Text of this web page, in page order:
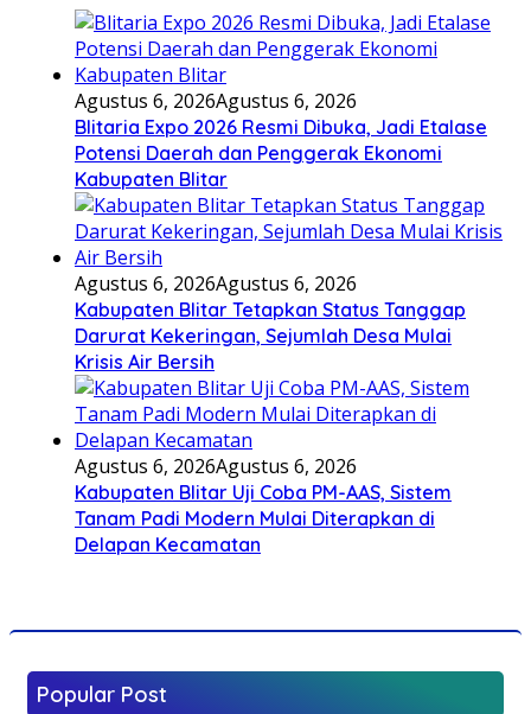
Agustus 6, 2026Agustus 6, 2026
Blitaria Expo 2026 Resmi Dibuka, Jadi Etalase
Potensi Daerah dan Penggerak Ekonomi
Kabupaten Blitar
Agustus 6, 2026Agustus 6, 2026
Kabupaten Blitar Tetapkan Status Tanggap
Darurat Kekeringan, Sejumlah Desa Mulai
Krisis Air Bersih
Agustus 6, 2026Agustus 6, 2026
Kabupaten Blitar Uji Coba PM-AAS, Sistem
Tanam Padi Modern Mulai Diterapkan di
Delapan Kecamatan
Popular Post